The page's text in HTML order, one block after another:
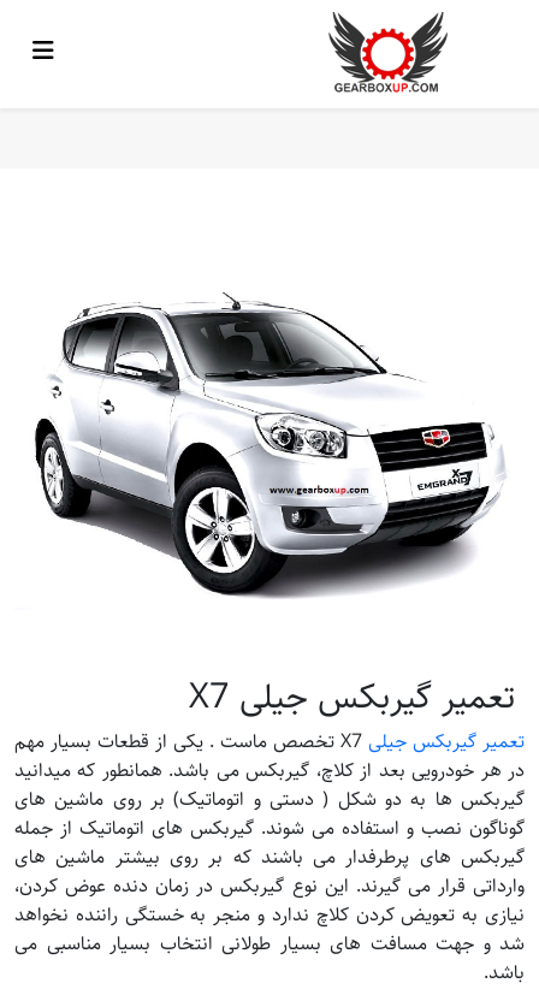
تعمیر گیربکس جیلی X7
تعمیر گیربکس جیلی
X7 تخصص ماست . یکی از قطعات بسیار مهم
در هر خودرویی بعد از کلاچ، گیربکس می باشد. همانطور که میدانید
گیربکس ها به دو شکل ( دستی و اتوماتیک) بر روی ماشین های
گوناگون نصب و استفاده می شوند. گیربکس های اتوماتیک از جمله
گیربکس های پرطرفدار می باشند که بر روی بیشتر ماشین های
وارداتی قرار می گیرند. این نوع گیربکس در زمان دنده عوض کردن،
نیازی به تعویض کردن کلاچ ندارد و منجر به خستگی راننده نخواهد
شد و جهت مسافت های بسیار طولانی انتخاب بسیار مناسبی می
باشد.